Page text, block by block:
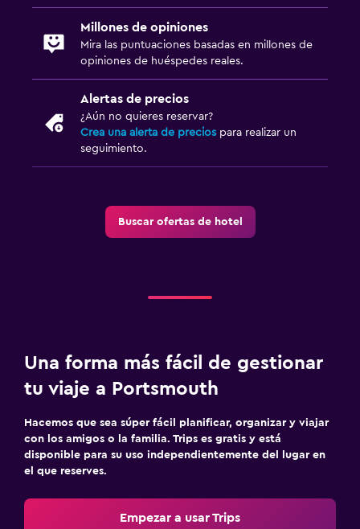
Millones de opiniones
Mira las puntuaciones basadas en millones de
opiniones de huéspedes reales.
Alertas de precios
¿Aún no quieres reservar?
Crea una alerta de precios para realizar un
seguimiento.
Buscar ofertas de hotel
Una forma más fácil de gestionar
tu viaje a Portsmouth
Hacemos que sea súper fácil planificar, organizar y viajar
con los amigos o la familia. Trips es gratis y está
disponible para su uso independientemente del lugar en
el que reserves.
Empezar a usar Trips